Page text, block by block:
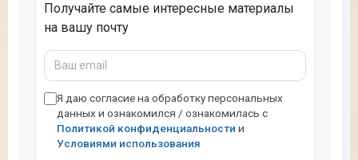
Получайте самые интересные материалы
на вашу почту
Ваш
email
Я даю согласие на обработку персональных
данных и ознакомился / ознакомилась с
Политикой конфиденциальности и
Условиями использования